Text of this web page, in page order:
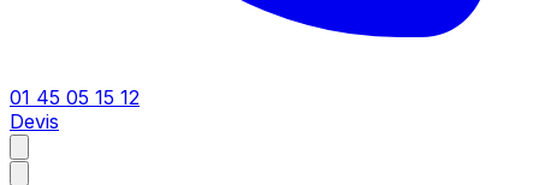
01 45 05 15 12
Devis